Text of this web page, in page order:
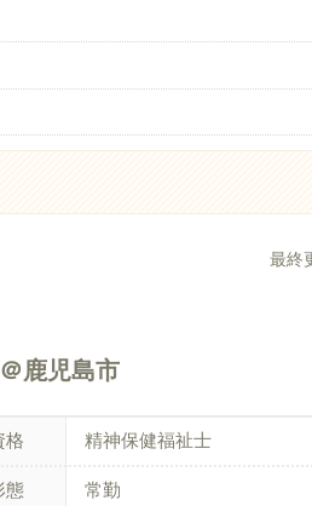
最終
鹿児島市
格 精神保健福祉士
態 常勤